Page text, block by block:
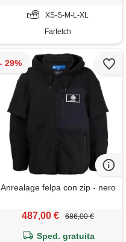
XS-S-M-L-XL
Farfetch
Anrealage felpa con zip - nero
487,00 € 686,00 €
Sped. gratuita